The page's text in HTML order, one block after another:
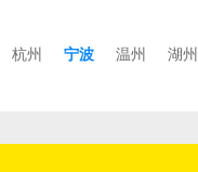
杭州 宁波 温州 湖州